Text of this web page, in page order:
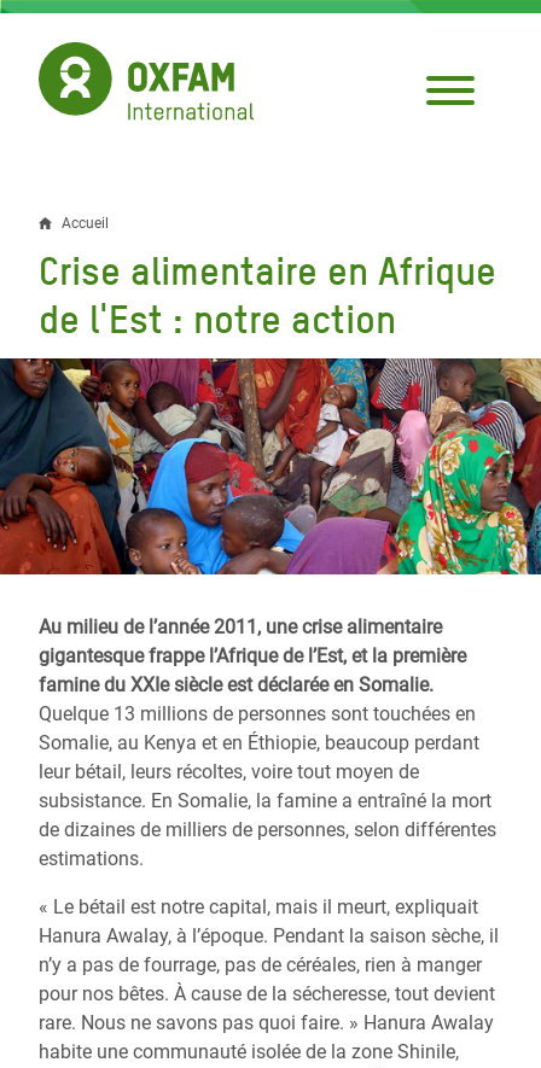
Aller
contenu
principal
Fil
d'Ariane
Accueil
Crise alimentaire en Afrique
de l'Est : notre action
Au milieu de l’année 2011, une crise alimentaire
gigantesque frappe l’Afrique de l’Est, et la première
famine du XXIe siècle est déclarée en Somalie.
Quelque 13 millions de personnes sont touchées en
Somalie, au Kenya et en Éthiopie, beaucoup perdant
leur bétail, leurs récoltes, voire tout moyen de
subsistance. En Somalie, la famine a entraîné la mort
de dizaines de milliers de personnes, selon différentes
estimations.
« Le bétail est notre capital, mais il meurt, expliquait
Hanura Awalay, à l’époque. Pendant la saison sèche, il
n’y a pas de fourrage, pas de céréales, rien à manger
pour nos bêtes. À cause de la sécheresse, tout devient
rare. Nous ne savons pas quoi faire. » Hanura Awalay
habite une communauté isolée de la zone Shinile,